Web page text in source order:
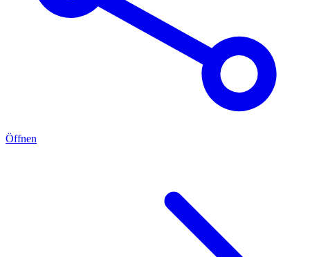
Öffnen